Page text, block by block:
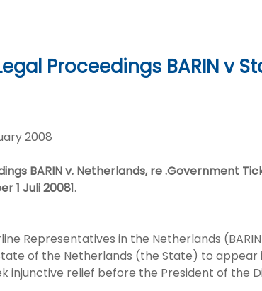
Proceedings BARIN v
2008
BARIN v. Netherlands, re .Government
1 Juli 20081.
Representatives in the Netherlands
of the Netherlands (the State) to appear
injunctive relief before the President of the